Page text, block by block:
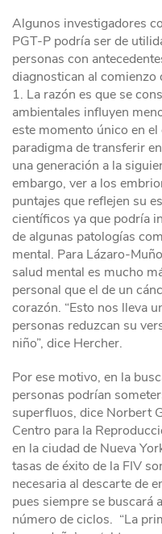
Algunos investigadores
PGT-P podría ser de
personas con
diagnostican al comienzo
1. La razón es que se
ambientales influyen
este momento único en
paradigma de transferir
una generación a la
embargo, ver a los
puntajes que reflejen su
científicos ya que podría
de algunas patologías
mental. Para Lázaro-
salud mental es mucho
personal que el de un
corazón. “Esto nos lleva
personas reduzcan su
niño”, dice Hercher.
Por ese motivo, en la
personas podrían
superfluos, dice Norbert
Centro para la
en la ciudad de Nueva
tasas de éxito de la FIV
necesaria al descarte de
pues siempre se buscará
número de ciclos. “La